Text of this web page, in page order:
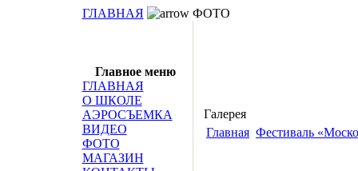
ГЛАВНАЯ
ФОТО
Главное меню
ГЛАВНАЯ
О ШКОЛЕ
АЭРОСЪЕМКА
ВИДЕО
ФОТО
МАГАЗИН
Галерея
Главная Фестиваль